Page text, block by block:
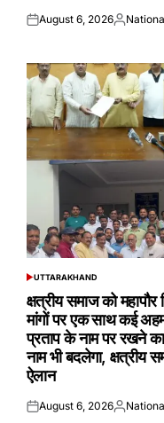
Posted
August 6, 2026Posted
POSTED
UTTARAKHAND
क्षत्रीय समाज को
मांगों पर एक साथ कई अहम
प्रताप के नाम पर रखने
नाम भी बदलेगा, क्षत्रीय
ऐलान
Posted
August 6, 2026Posted